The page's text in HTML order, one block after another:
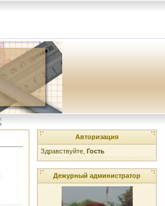
Авторизация
Здравствуйте, Гость
Дежурный администратор